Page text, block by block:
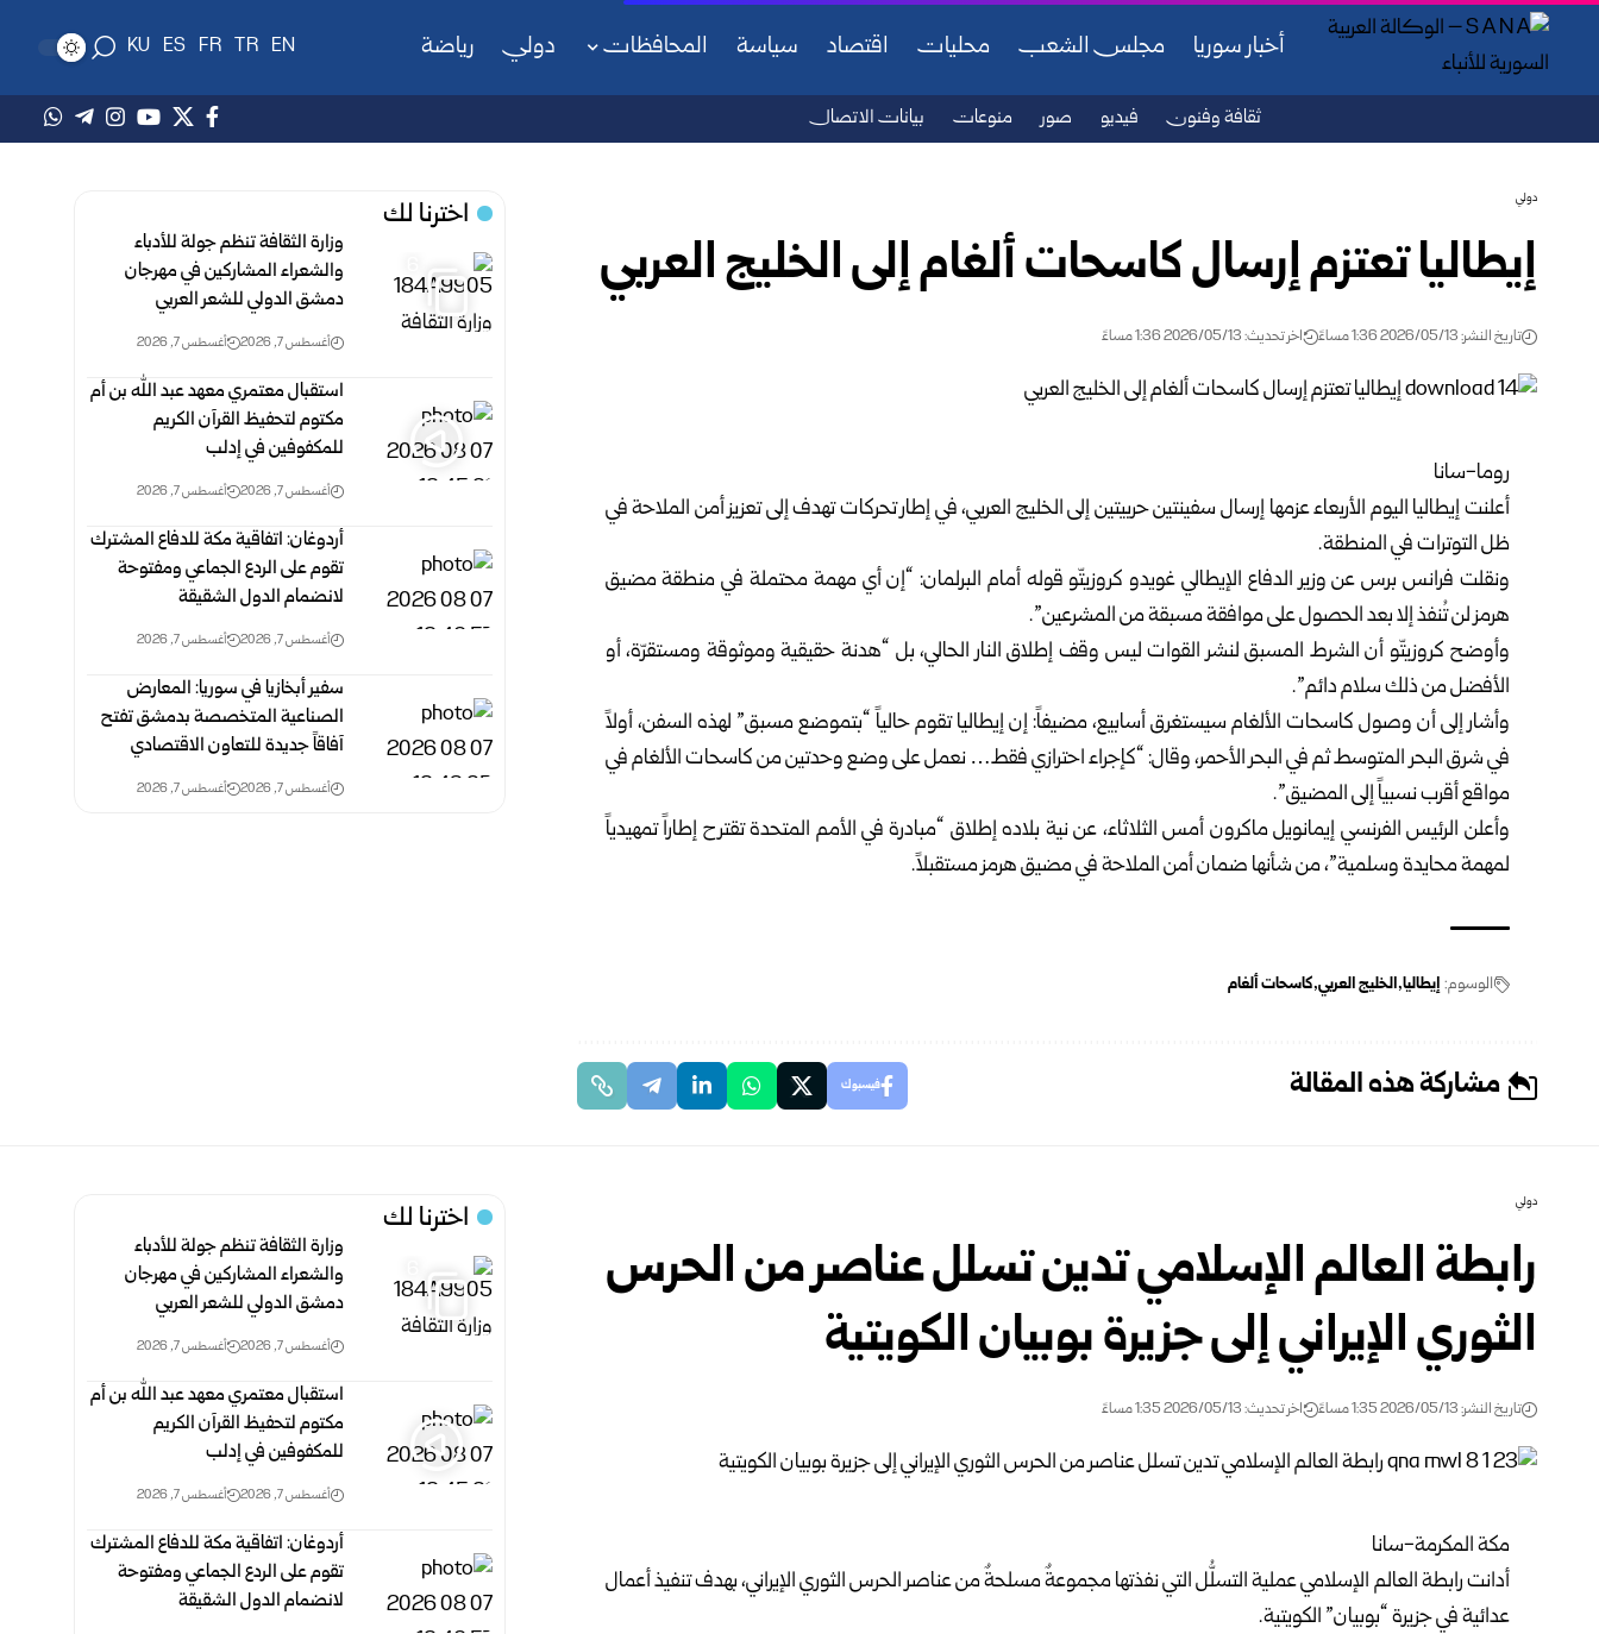
أخبار سوريا مجلس الشعب محليات اقتصاد سياسة المحافظات دولي رياضة EN
TR
FR
ES
KU
ثقافة وفنون فيديو صور منوعات بيانات الاتصال
دولي
إيطاليا تعتزم إرسال كاسحات ألغام إلى الخليج العربي
تاريخ النشر: 2026/05/13 1:36 مساءً اخر تحديث: 2026/05/13 1:36 مساءً
روما-سانا
أعلنت إيطاليا اليوم الأربعاء عزمها إرسال سفينتين حربيتين إلى الخليج العربي، في إطار تحركات تهدف إلى تعزيز أمن الملاحة في
ظل التوترات في المنطقة.
ونقلت فرانس برس عن وزير الدفاع الإيطالي غويدو كروزيتّو قوله أمام البرلمان: “إن أي مهمة محتملة في منطقة مضيق
هرمز لن تُنفذ إلا بعد الحصول على موافقة مسبقة من المشرعين”.
وأوضح كروزيتّو أن الشرط المسبق لنشر القوات ليس وقف إطلاق النار الحالي، بل “هدنة حقيقية وموثوقة ومستقرّة، أو
الأفضل من ذلك سلام دائم”.
وأشار إلى أن وصول كاسحات الألغام سيستغرق أسابيع، مضيفاً: إن إيطاليا تقوم حالياً “بتموضع مسبق” لهذه السفن، أولاً
في شرق البحر المتوسط ثم في البحر الأحمر، وقال: “كإجراء احترازي فقط… نعمل على وضع وحدتين من كاسحات الألغام في
مواقع أقرب نسبياً إلى المضيق”.
وأعلن الرئيس الفرنسي إيمانويل ماكرون أمس الثلاثاء، عن نية بلاده إطلاق “مبادرة في الأمم المتحدة تقترح إطاراً تمهيدياً
لمهمة محايدة وسلمية”، من ‏شأنها ضمان أمن الملاحة في مضيق هرمز مستقبلاً‎ .‎
الوسوم: إيطاليا الخليج العربي كاسحات ألغام
مشاركة هذه المقالة فيسبوك
اخترنا لك
وزارة الثقافة تنظم جولة للأدباء
والشعراء المشاركين في مهرجان
دمشق الدولي للشعر العربي
أغسطس 7, 2026 أغسطس 7, 2026
استقبال معتمري معهد عبد الله بن أم
مكتوم لتحفيظ القرآن الكريم
للمكفوفين في إدلب
أغسطس 7, 2026 أغسطس 7, 2026
أردوغان: اتفاقية مكة للدفاع المشترك
تقوم على الردع الجماعي ومفتوحة
لانضمام الدول الشقيقة
أغسطس 7, 2026 أغسطس 7, 2026
سفير أبخازيا في سوريا: المعارض
الصناعية المتخصصة بدمشق تفتح
آفاقاً جديدة للتعاون الاقتصادي
أغسطس 7, 2026 أغسطس 7, 2026
دولي
رابطة العالم الإسلامي تدين تسلل عناصر من الحرس
الثوري الإيراني إلى جزيرة بوبيان الكويتية
تاريخ النشر: 2026/05/13 1:35 مساءً اخر تحديث: 2026/05/13 1:35 مساءً
مكة المكرمة-سانا
أدانت رابطة العالم الإسلامي عملية التسلُّل التي نفذتها مجموعةٌ مسلحةٌ من عناصر الحرس الثوري الإيراني، بهدف تنفيذ أعمال
عدائية في جزيرة “بوبيان” الكويتية.
اخترنا لك
وزارة الثقافة تنظم جولة للأدباء
والشعراء المشاركين في مهرجان
دمشق الدولي للشعر العربي
أغسطس 7, 2026 أغسطس 7, 2026
استقبال معتمري معهد عبد الله بن أم
مكتوم لتحفيظ القرآن الكريم
للمكفوفين في إدلب
أغسطس 7, 2026 أغسطس 7, 2026
أردوغان: اتفاقية مكة للدفاع المشترك
تقوم على الردع الجماعي ومفتوحة
لانضمام الدول الشقيقة